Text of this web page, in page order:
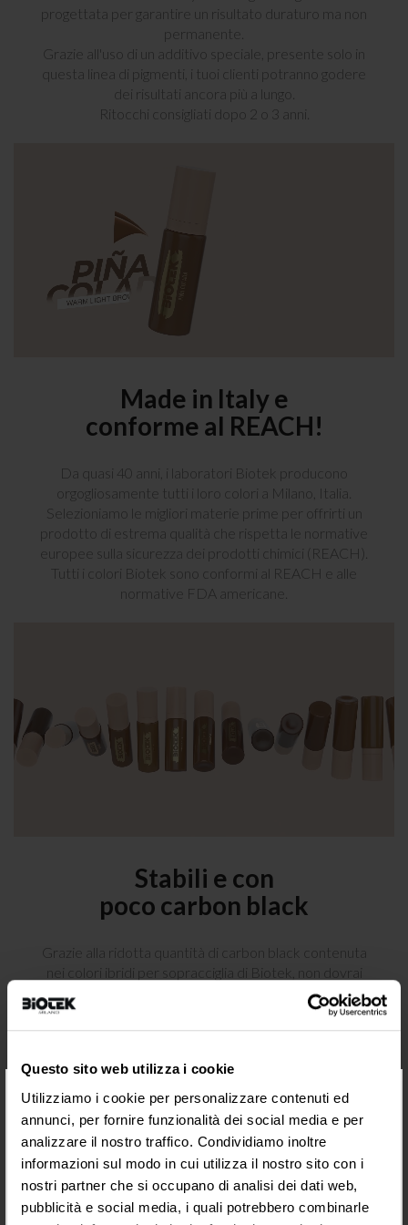
Questo sito web utilizza i cookie
Utilizziamo i cookie per personalizzare contenuti ed
annunci, per fornire funzionalità dei social media e per
analizzare il nostro traffico. Condividiamo inoltre
informazioni sul modo in cui utilizza il nostro sito con i
nostri partner che si occupano di analisi dei dati web,
pubblicità e social media, i quali potrebbero combinarle
progettata per garantire un risultato duraturo ma non
permanente.
Grazie all'uso di un additivo speciale, presente solo in
questa linea di pigmenti, i tuoi clienti potranno godere
dei risultati ancora più a lungo.
Ritocchi consigliati dopo 2 o 3 anni.
Made in Italy e
conforme al REACH!
Da quasi 40 anni, i laboratori Biotek producono
orgogliosamente tutti i loro colori a Milano, Italia.
Selezioniamo le migliori materie prime per offrirti un
prodotto di estrema qualità che rispetta le normative
europee sulla sicurezza dei prodotti chimici (REACH).
Tutti i colori Biotek sono conformi al REACH e alle
normative FDA americane.
Stabili e con
poco carbon black
Grazie alla ridotta quantità di carbon black contenuta
nei colori ibridi per sopracciglia di Biotek, non dovrai
preoccuparti che le tue sopracciglia diventino grigie.
Generalmente, maggiore è la quantità di carbon black,
più il colore tende a diventare grigio nel tempo.
quantità di carbon black (nero organico) con la quantità
di polveri minerali (ossidi di ferro rossi, gialli e neri) per
evitare la decolorazione grigia.
Prova i colori ibridi a lunga durata per sopracciglia di
Biotek e goditi risultati stabili una volta guariti (se
impiantati nello strato corretto della pelle)!